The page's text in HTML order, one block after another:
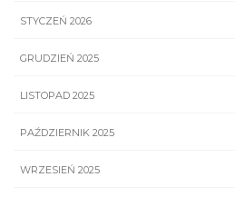
STYCZEŃ 2026
GRUDZIEŃ 2025
LISTOPAD 2025
PAŹDZIERNIK 2025
WRZESIEŃ 2025